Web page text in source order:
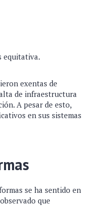
equitativa.
exentas de
de infraestructura
A pesar de esto,
en sus sistemas
se ha sentido en
que